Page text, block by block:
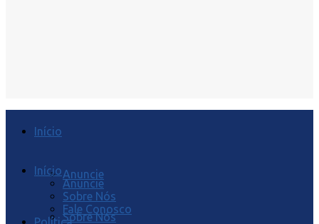
Início
Anuncie
Sobre Nós
Início
Anuncie
Sobre Nós
Fale Conosco